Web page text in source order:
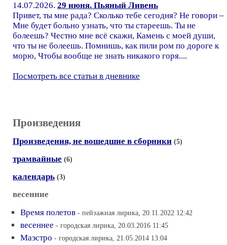
14.07.2026. 29 июня. Пьяный Ливень
Привет, ты мне рада? Сколько тебе сегодня? Не говори –
Мне будет больно узнать, что ты стареешь. Ты не
болеешь? Честно мне всё скажи, Камень с моей души,
что ты не болеешь. Помнишь, как пили ром по дороге к
морю, Чтобы вообще не знать никакого горя....
Посмотреть все статьи в дневнике
Произведения
Произведения, не вошедшие в сборники (5)
трамвайные (6)
календарь (3)
весенние
Время полетов - пейзажная лирика, 20.11.2022 12:42
весеннее - городская лирика, 20.03.2016 11:45
Маэстро - городская лирика, 21.05.2014 13:04